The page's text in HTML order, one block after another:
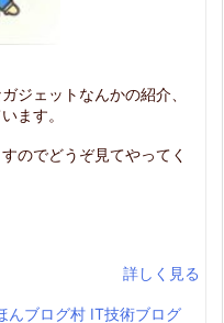
ジェットなんかの紹介、
ます。
のでどうぞ見てやってく
詳しく見る